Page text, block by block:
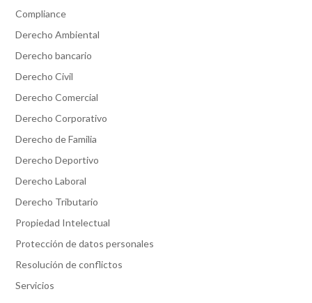
Compliance
Derecho Ambiental
Derecho bancario
Derecho Civil
Derecho Comercial
Derecho Corporativo
Derecho de Familia
Derecho Deportivo
Derecho Laboral
Derecho Tributario
Propiedad Intelectual
Protección de datos personales
Resolución de conflictos
Servicios